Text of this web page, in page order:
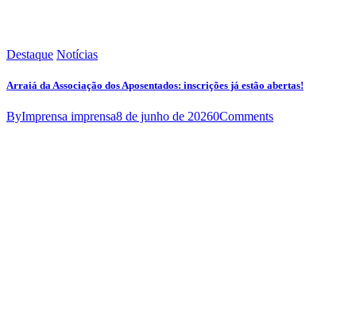
Destaque Notícias
Arraiá da Associação dos Aposentados: inscrições já estão abertas!
ByImprensa imprensa8 de junho de 20260Comments